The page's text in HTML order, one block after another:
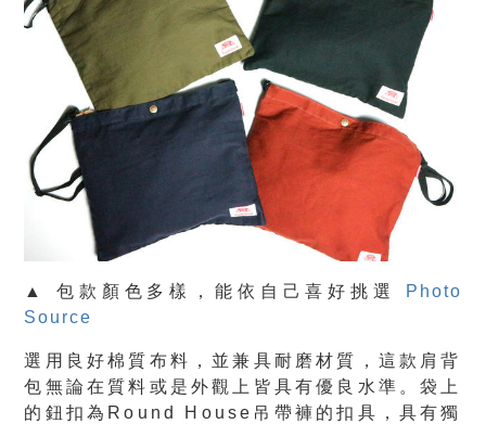
▲ 包款顏色多樣，能依自己喜好挑選
Photo
Source
選用良好棉質布料，並兼具耐磨材質，這款肩背
包無論在質料或是外觀上皆具有優良水準。袋上
的鈕扣為Round House吊帶褲的扣具，具有獨